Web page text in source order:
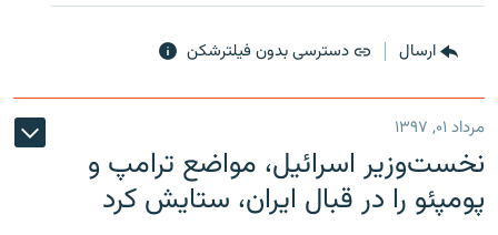
ارسال دسترسی بدون فیلترشکن
مرداد ۰۱, ۱۳۹۷
نخست‌وزیر اسرائیل، مواضع ترامپ و
پومپئو را در قبال ایران، ستایش کرد